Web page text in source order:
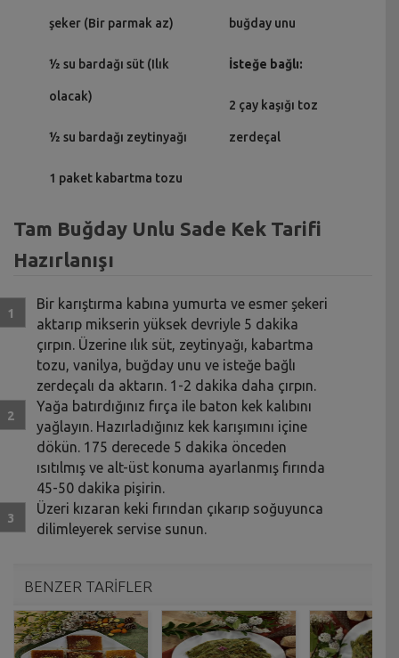
şeker (Bir parmak az)
½ su bardağı süt (Ilık
olacak)
½ su bardağı zeytinyağı
1 paket kabartma tozu
buğday unu
İsteğe bağlı:
2 çay kaşığı toz
zerdeçal
Tam Buğday Unlu Sade Kek Tarifi
Hazırlanışı
Bir karıştırma kabına yumurta ve esmer şekeri
aktarıp mikserin yüksek devriyle 5 dakika
çırpın. Üzerine ılık süt, zeytinyağı, kabartma
tozu, vanilya, buğday unu ve isteğe bağlı
zerdeçalı da aktarın. 1-2 dakika daha çırpın.
Yağa batırdığınız fırça ile baton kek kalıbını
yağlayın. Hazırladığınız kek karışımını içine
dökün. 175 derecede 5 dakika önceden
ısıtılmış ve alt-üst konuma ayarlanmış fırında
45-50 dakika pişirin.
Üzeri kızaran keki fırından çıkarıp soğuyunca
dilimleyerek servise sunun.
BENZER TARİFLER